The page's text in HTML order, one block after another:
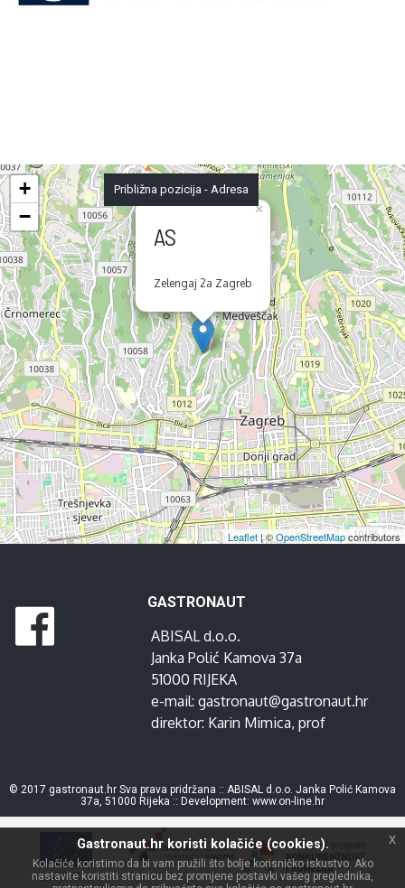
AS
Zelengaj 2a Zagreb
×
+
−
Leaflet| ©OpenStreetMapcontributors
Približna pozicija - Adresa
GASTRONAUT
ABISAL d.o.o.
Janka Polić Kamova 37a
51000 RIJEKA
e-mail: gastronaut@gastronaut.hr
direktor: Karin Mimica, prof
© 2017 gastronaut.hr Sva prava pridržana :: ABISAL d.o.o. Janka Polić Kamova
37a, 51000 Rijeka :: Development: www.on-line.hr
Gastronaut.hr koristi kolačiće (cookies).
Kolačiće koristimo da bi vam pružili što bolje korisničko iskustvo. Ako
nastavite koristiti stranicu bez promjene postavki vašeg preglednika,
x